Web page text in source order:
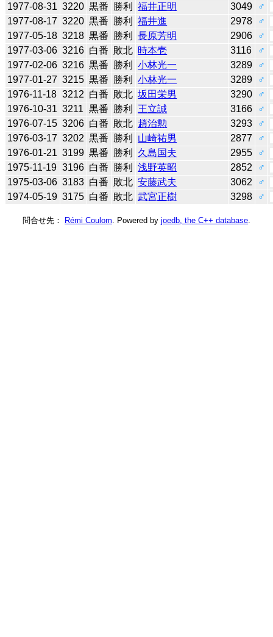
1977-08-31 3220 黒番 勝利 福井正明 3049
♂
1977-08-17 3220 黒番 勝利 福井進 2978
♂
1977-05-18 3218 黒番 勝利 長原芳明 2906
♂
1977-03-06 3216 白番 敗北 時本壱 3116
♂
1977-02-06 3216 黒番 勝利 小林光一 3289
♂
1977-01-27 3215 黒番 勝利 小林光一 3289
♂
1976-11-18 3212 白番 敗北 坂田栄男 3290
♂
1976-10-31 3211 黒番 勝利 王立誠 3166
♂
1976-07-15 3206 白番 敗北 趙治勲 3293
♂
1976-03-17 3202 黒番 勝利 山崎祐男 2877
♂
1976-01-21 3199 黒番 勝利 久島国夫 2955
♂
1975-11-19 3196 白番 勝利 浅野英昭 2852
♂
1975-03-06 3183 白番 敗北 安藤武夫 3062
♂
1974-05-19 3175 白番 敗北 武宮正樹 3298 ♂
問合せ先： Rémi Coulom . Powered by joedb, the C++ database